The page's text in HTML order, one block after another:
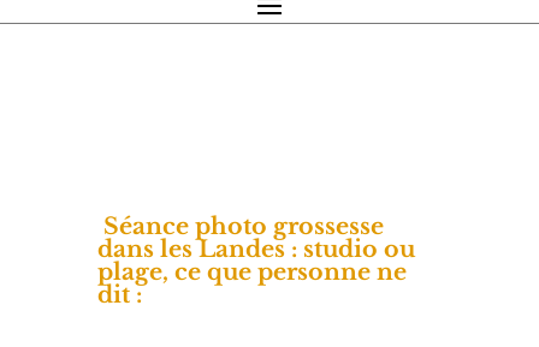
Séance photo grossesse
dans les Landes : studio ou
plage, ce que personne ne
dit :